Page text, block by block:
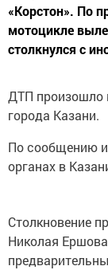
«Корстон». По
мотоцикле
столкнулся с
ДТП произошло
города Казани.
По сообщению
органах в
Столкновение
Николая